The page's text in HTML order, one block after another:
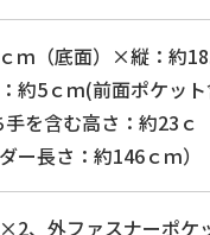
ｍ（底面）×縦：約
約5ｃｍ(前面ポケッ
を含む高さ：約23ｃ
ー長さ：約146ｃｍ）
、外ファスナーポケ